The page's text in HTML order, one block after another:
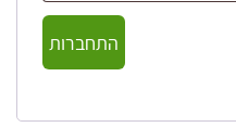
התחברות